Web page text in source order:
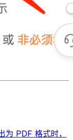
PDF 格式时，